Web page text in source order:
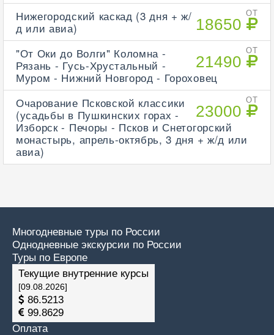
ОТ
18650
Нижегородский каскад (3 дня + ж/
д или авиа)
ОТ
21490
"От Оки до Волги" Коломна -
Рязань - Гусь-Хрустальный -
Муром - Нижний Новгород - Гороховец
ОТ
23000
Очарование Псковской классики
(усадьбы в Пушкинских горах -
Изборск - Печоры - Псков и Снетогорский
монастырь, апрель-октябрь, 3 дня + ж/д или
авиа)
Многодневные туры по России
Однодневные экскурсии по России
Туры по Европе
Текущие внутренние курсы
[09.08.2026]
86.5213
99.8629
Оплата